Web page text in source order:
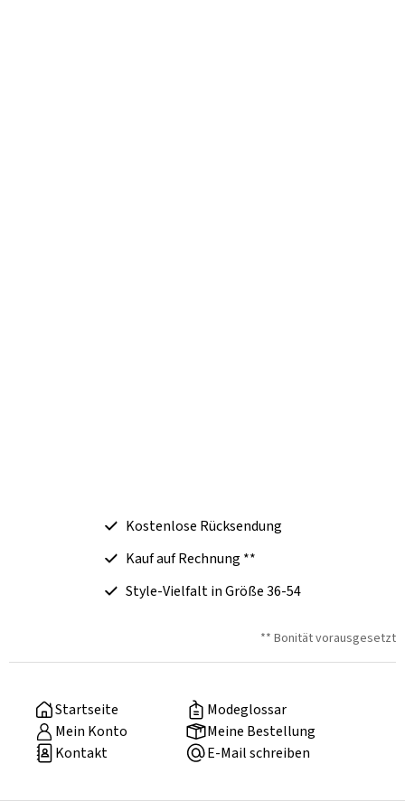
Kostenlose Rücksendung
Kauf auf Rechnung **
Style-Vielfalt in Größe 36-54
** Bonität vorausgesetzt
Startseite
Modeglossar
Mein Konto
Meine Bestellung
Kontakt
E-Mail schreiben